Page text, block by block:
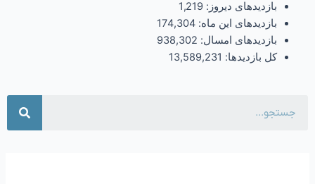
بازدیدهای دیروز: 1,219
بازدیدهای این ماه: 174,304
بازدیدهای امسال: 938,302
کل بازدیدها: 13,589,231